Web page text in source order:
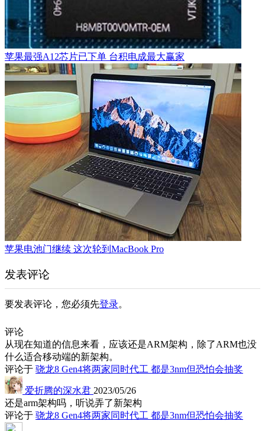
苹果最强A12芯片已下单 台积电成最大赢家
苹果电池门继续 这次轮到MacBook Pro
发表评论
要发表评论，您必须先登录。
评论
从现在知道的信息来看，应该还是ARM架构，除了ARM也没
什么适合移动端的新架构。
评论于 骁龙8 Gen4将两家同时代工 都是3nm但恐怕会抽奖
爱折腾的深水君 2023/05/26
还是arm架构吗，听说弄了新架构
评论于 骁龙8 Gen4将两家同时代工 都是3nm但恐怕会抽奖